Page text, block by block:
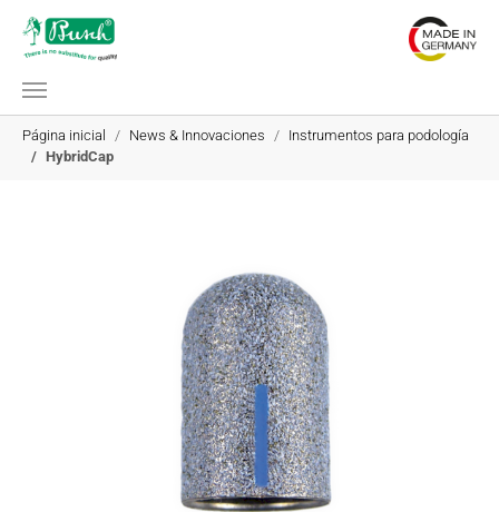
Saltar al contenido principal
Estás aquí:
Página inicial
News & Innovaciones
Instrumentos para podología
HybridCap